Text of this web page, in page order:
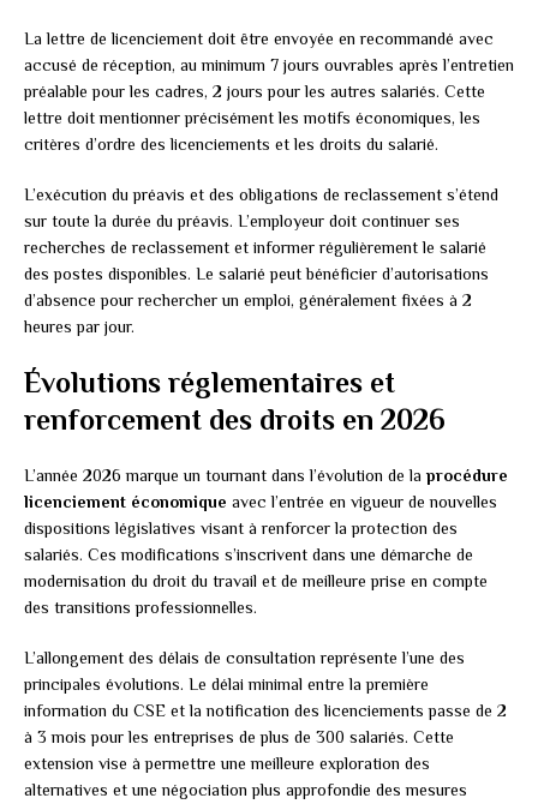
La lettre de licenciement doit être envoyée en recommandé avec
accusé de réception, au minimum 7 jours ouvrables après l’entretien
préalable pour les cadres, 2 jours pour les autres salariés. Cette
lettre doit mentionner précisément les motifs économiques, les
critères d’ordre des licenciements et les droits du salarié.
L’exécution du préavis et des obligations de reclassement s’étend
sur toute la durée du préavis. L’employeur doit continuer ses
recherches de reclassement et informer régulièrement le salarié
des postes disponibles. Le salarié peut bénéficier d’autorisations
d’absence pour rechercher un emploi, généralement fixées à 2
heures par jour.
Évolutions réglementaires et
renforcement des droits en 2026
L’année 2026 marque un tournant dans l’évolution de la procédure
licenciement économique avec l’entrée en vigueur de nouvelles
dispositions législatives visant à renforcer la protection des
salariés. Ces modifications s’inscrivent dans une démarche de
modernisation du droit du travail et de meilleure prise en compte
des transitions professionnelles.
L’allongement des délais de consultation représente l’une des
principales évolutions. Le délai minimal entre la première
information du CSE et la notification des licenciements passe de 2
à 3 mois pour les entreprises de plus de 300 salariés. Cette
extension vise à permettre une meilleure exploration des
alternatives et une négociation plus approfondie des mesures